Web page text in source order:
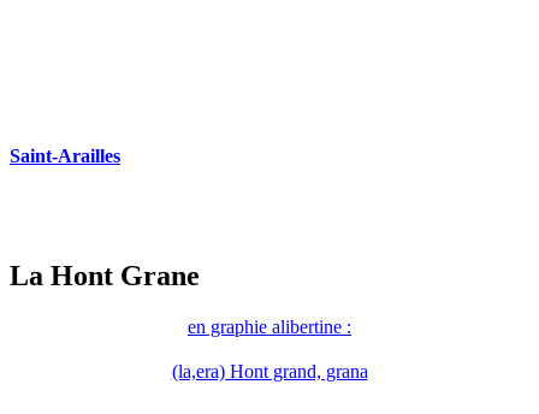
Saint-Arailles
La Hont Grane
en graphie alibertine :
(la,era) Hont grand, grana